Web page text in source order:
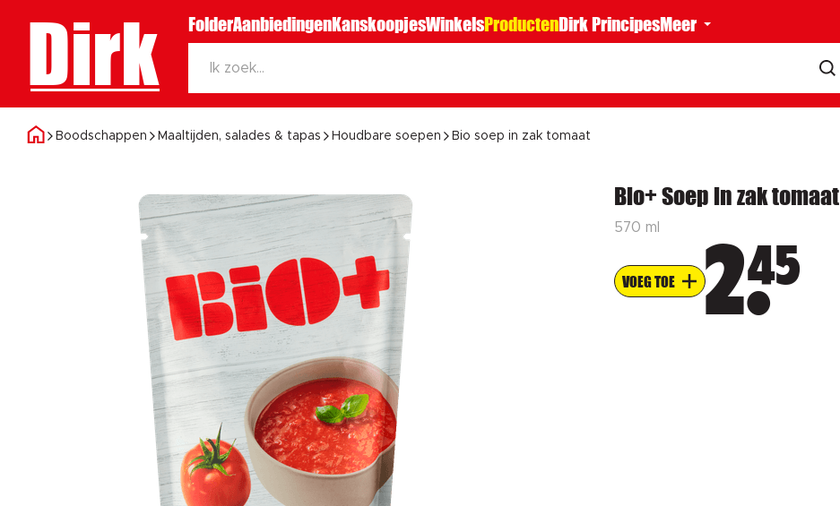
Dirk FolderAanbiedingenKanskoopjesWinkelsProductenDirk PrincipesMeer
Boodschappen Maaltijden, salades & tapas Houdbare soepen Bio soep in zak tomaat
Bio+ Soep in zak tomaat
570 ml
VOEG TOE 245